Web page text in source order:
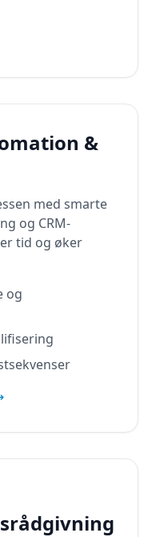
&
med smarte
og CRM-
tid og øker
og